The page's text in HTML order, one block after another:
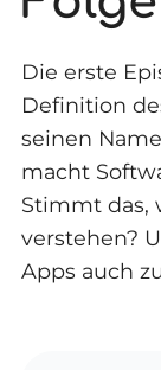
Die erste
Definition
seinen
macht
Stimmt das,
verstehen?
Apps auch